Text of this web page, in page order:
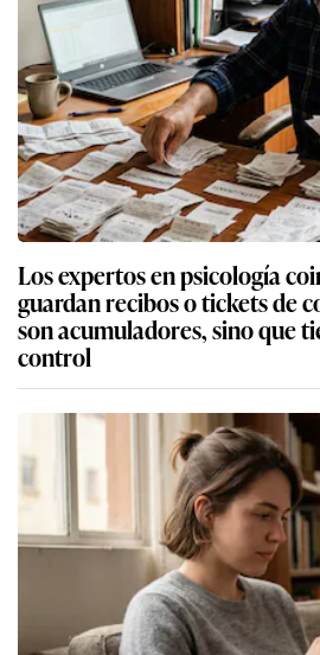
Los expertos en psicología
guardan recibos o tickets de
son acumuladores, sino que
control